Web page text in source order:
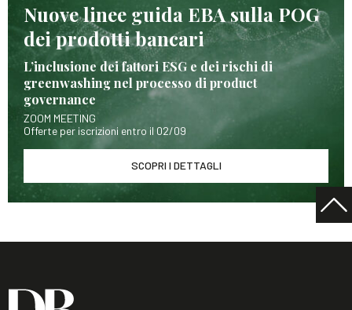
Nuove linee guida EBA sulla POG
dei prodotti bancari
L’inclusione dei fattori ESG e dei rischi di
greenwashing nel processo di product
governance
ZOOM MEETING
Offerte per iscrizioni entro il 02/09
SCOPRI I DETTAGLI